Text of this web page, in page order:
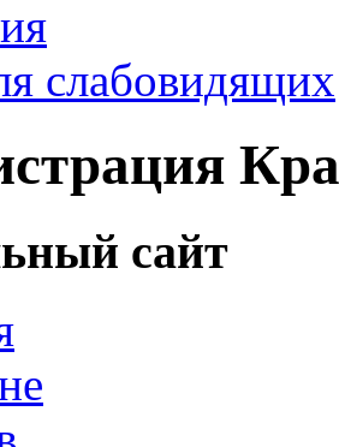
слабовидящих
сайт